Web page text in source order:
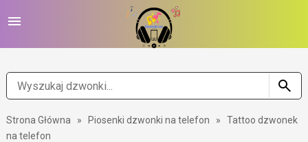
Strona Główna » Piosenki dzwonki na telefon »
Tattoo dzwonek
na telefon